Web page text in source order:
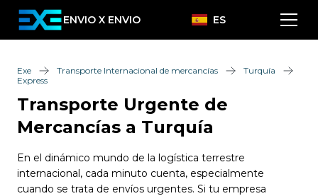
ENVIO X ENVIO ES
Exe Transporte Internacional de mercancías
Turquía
Express
Transporte Urgente de
Mercancías a Turquía
En el dinámico mundo de la logística terrestre
internacional, cada minuto cuenta, especialmente
cuando se trata de envíos urgentes. Si tu empresa